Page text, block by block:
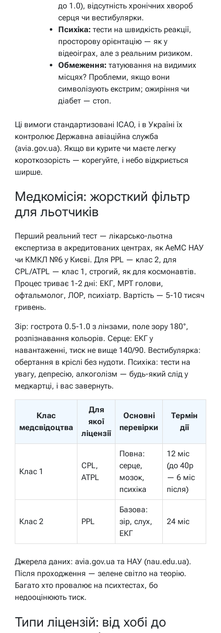
до 1.0), відсутність хронічних хвороб
серця чи вестибулярки.
Психіка: тести на швидкість реакції,
просторову орієнтацію — як у
відеоіграх, але з реальним ризиком.
Обмеження: татуювання на видимих
місцях? Проблеми, якщо вони
символізують екстрим; ожиріння чи
діабет — стоп.
Ці вимоги стандартизовані ICAO, і в Україні їх
контролює Державна авіаційна служба
(avia.gov.ua). Якщо ви курите чи маєте легку
короткозорість — корегуйте, і небо відкриється
ширше.
Медкомісія: жорсткий фільтр
для льотчиків
Перший реальний тест — лікарсько-льотна
експертиза в акредитованих центрах, як AeMC НАУ
чи КМКЛ №6 у Києві. Для PPL — клас 2, для
CPL/ATPL — клас 1, строгий, як для космонавтів.
Процес триває 1-2 дні: ЕКГ, МРТ голови,
офтальмолог, ЛОР, психіатр. Вартість — 5-10 тисяч
гривень.
Зір: гострота 0.5-1.0 з лінзами, поле зору 180°,
розпізнавання кольорів. Серце: ЕКГ у
навантаженні, тиск не вище 140/90. Вестибулярка:
обертання в кріслі без нудоти. Психіка: тести на
увагу, депресію, алкоголізм — будь-який слід у
медкартці, і вас завернуть.
Клас
медсвідоцтва
Для
якої
ліцензії
Основні
перевірки
Термін
дії
Клас 1
CPL,
ATPL
Повна:
серце,
мозок,
психіка
12 міс
(до 40р
— 6 міс
після)
Клас 2 PPL
Базова:
зір, слух,
ЕКГ
24 міс
Джерела даних: avia.gov.ua та НАУ (nau.edu.ua).
Після проходження — зелене світло на теорію.
Багато хто провалює на психтестах, бо
недооцінюють тиск.
Типи ліцензій: від хобі до